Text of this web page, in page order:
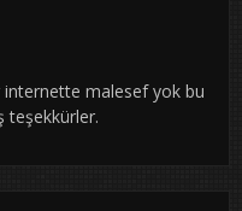
malesef yok bu
teşekkürler.